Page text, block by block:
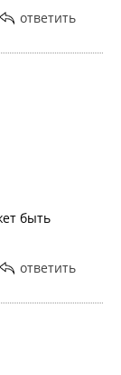
ответить
быть
ответить